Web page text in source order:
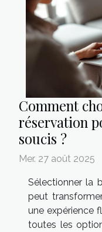
Comment
réservation
soucis ?
Mer. 27 août 2025
Sélectionner la
peut
une expérience
toutes les